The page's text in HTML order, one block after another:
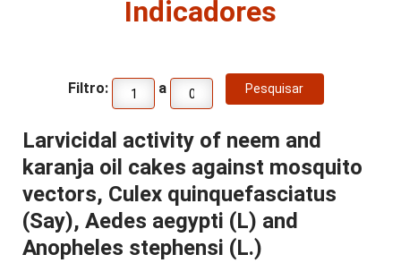
Indicadores
Filtro: a
Larvicidal activity of neem and
karanja oil cakes against mosquito
vectors, Culex quinquefasciatus
(Say), Aedes aegypti (L) and
Anopheles stephensi (L.)